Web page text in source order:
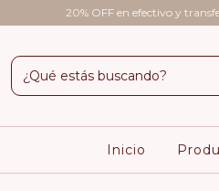
20% OFF en efectivo y
Inicio